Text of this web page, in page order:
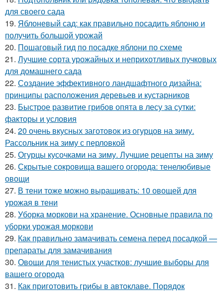
для своего сада
19. Яблоневый сад: как правильно посадить яблоню и
получить большой урожай
20. Пошаговый гид по посадке яблони по схеме
21. Лучшие сорта урожайных и неприхотливых пучковых
для домашнего сада
22. Создание эффективного ландшафтного дизайна:
принципы расположения деревьев и кустарников
23. Быстрое развитие грибов опята в лесу за сутки:
факторы и условия
24. 20 очень вкусных заготовок из огурцов на зиму.
Рассольник на зиму с перловкой
25. Огурцы кусочками на зиму. Лучшие рецепты на зиму
26. Скрытые сокровища вашего огорода: тенелюбивые
овощи
27. В тени тоже можно выращивать: 10 овощей для
урожая в тени
28. Уборка моркови на хранение. Основные правила по
уборки урожая моркови
29. Как правильно замачивать семена перед посадкой —
препараты для замачивания
30. Овощи для тенистых участков: лучшие выборы для
вашего огорода
31. Как приготовить грибы в автоклаве. Порядок